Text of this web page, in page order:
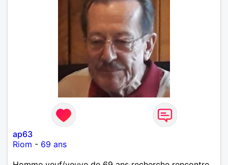
ap63
Riom - 69 ans